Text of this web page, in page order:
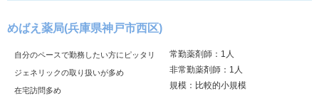
めばえ薬局(兵庫県神戸市西区)
自分のペースで勤務したい方にピッタリ
ジェネリックの取り扱いが多め
在宅訪問多め
常勤薬剤師：1人
非常勤薬剤師：1人
規模：比較的小規模